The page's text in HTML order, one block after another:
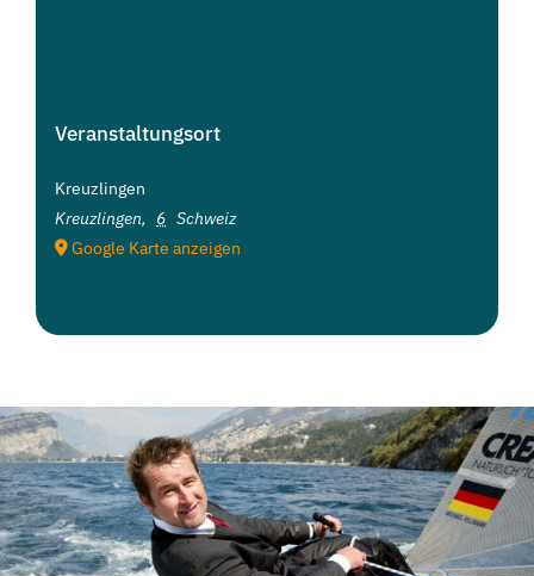
Veranstaltungsort
Kreuzlingen
Kreuzlingen, 6 Schweiz
Google Karte anzeigen